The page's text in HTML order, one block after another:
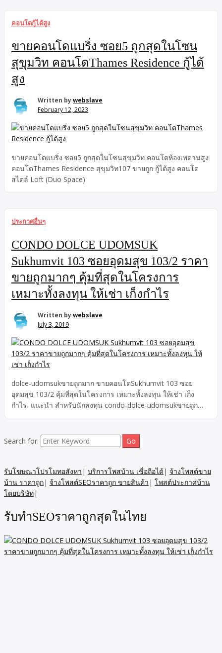
คอนโดกู้ได้สูง
ขายคอนโดแบริ่ง ซอย5 ถูกสุดในโซน
สุขุมวิท คอนโดThames Residence กู้ได้
สูง
Written bywebslave
February 12, 2023
ขายคอนโดแบริ่ง ซอย5 ถูกสุดในโซนสุขุมวิท คอนโดห้องเพดานสูง
คอนโดThames Residence สุขุมวิท107 ขายถูก กู้ได้สูง คอนโด
สไตล์ Loft (Duo Space)
ประกาศอื่นๆ
CONDO DOLCE UDOMSUK
Sukhumvit 103 ซอยอุดมสุข 103/2 ราคา
ขายถูกมากๆ คุ้มที่สุดในโครงการ
เหมาะทั้งลงทุน ให้เช่า เก็งกำไร
Written bywebslave
July 3, 2019
dolce-udomsukขายถูกมาก ขายคอนโดSukhumvit 103 ซอย
อุดมสุข 103/2 คุ้มที่สุดในโครงการ เหมาะทั้งลงทุน ให้เช่า เก็ง
กำไร แนะนำ สำหรับนักลงทุน condo-dolce-udomsukขายถูก
กำไร อยู่ใกล้ รถไฟฟ้าBTSสถานีอุดมสุข เพียง 700 เมตร ห่างจาก
จุดขึ้นลงทางด่วน ถนนสรรพาวุธ เพียง 1 กิโลเมตร ขายถูก 34
Search for:
รับโฆษณาโปรโมทอสังหา | บริการโพสบ้าน เชื่อถือได้| จ้างโพสต์ขาย
บ้าน ราคาถูก| จ้างโพสต์SEOราคาถูก ขายสินค้า | โพสต์ประกาศบ้าน
โดยบริษัท|
รับทำSEOราคาถูกสุดในไทย